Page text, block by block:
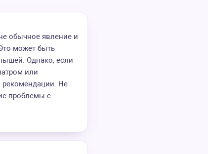
обычное явление и
может быть
Однако, если
или
рекомендации. Не
проблемы с